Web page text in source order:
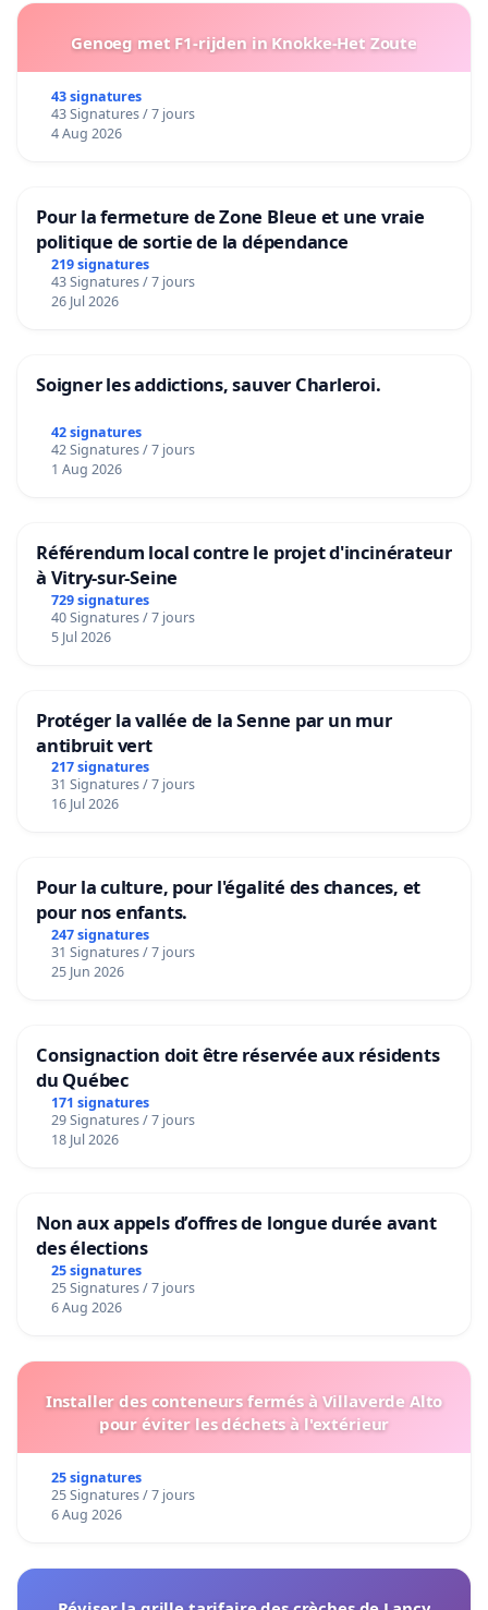
Genoeg met F1-rijden in Knokke-Het Zoute
43 signatures
43 Signatures / 7 jours
4 Aug 2026
Pour la fermeture de Zone Bleue et une vraie
politique de sortie de la dépendance
219 signatures
43 Signatures / 7 jours
26 Jul 2026
Soigner les addictions, sauver Charleroi.
42 signatures
42 Signatures / 7 jours
1 Aug 2026
Référendum local contre le projet d'incinérateur
à Vitry-sur-Seine
729 signatures
40 Signatures / 7 jours
5 Jul 2026
Protéger la vallée de la Senne par un mur
antibruit vert
217 signatures
31 Signatures / 7 jours
16 Jul 2026
Pour la culture, pour l'égalité des chances, et
pour nos enfants.
247 signatures
31 Signatures / 7 jours
25 Jun 2026
Consignaction doit être réservée aux résidents
du Québec
171 signatures
29 Signatures / 7 jours
18 Jul 2026
Non aux appels d’offres de longue durée avant
des élections
25 signatures
25 Signatures / 7 jours
6 Aug 2026
Installer des conteneurs fermés à Villaverde Alto
pour éviter les déchets à l'extérieur
25 signatures
25 Signatures / 7 jours
6 Aug 2026